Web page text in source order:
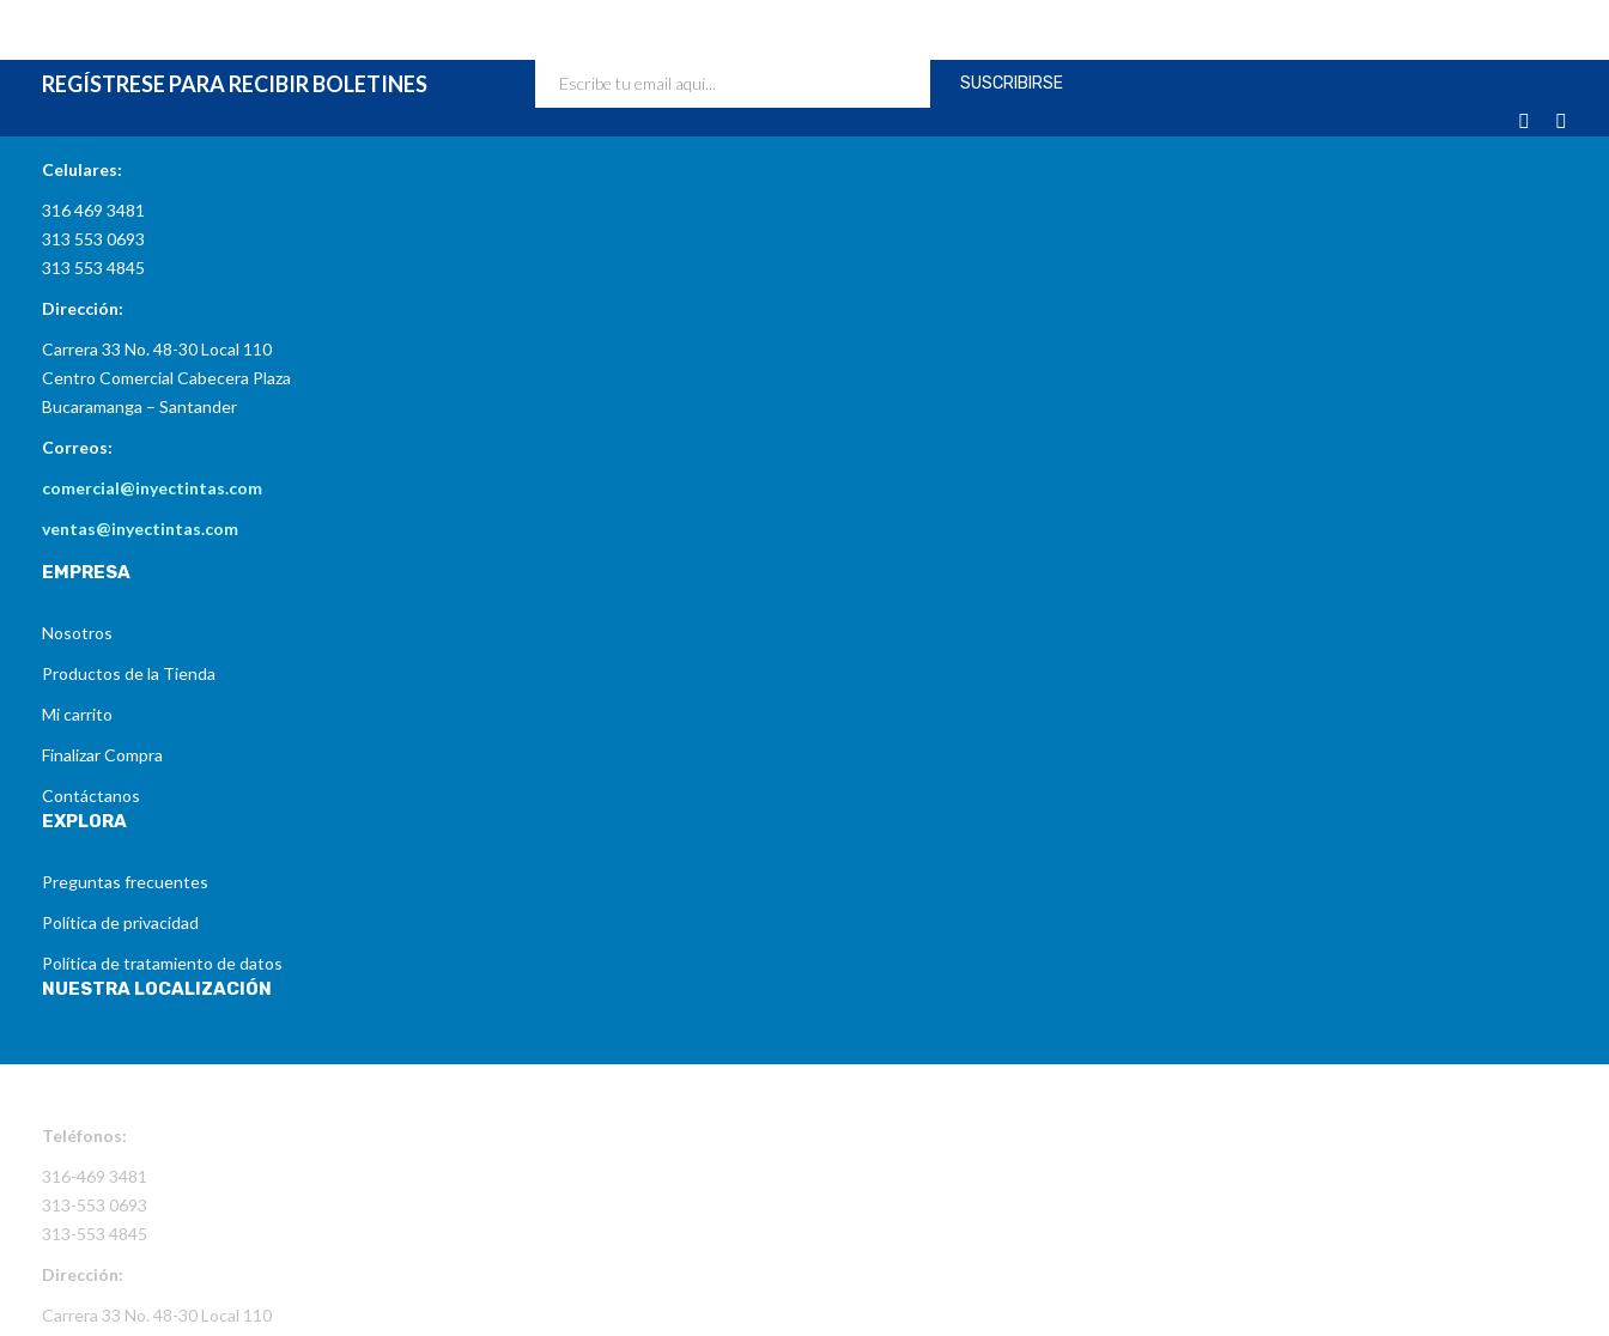
REGÍSTRESE PARA RECIBIR BOLETINES
Celulares:
316 469 3481
313 553 0693
313 553 4845
Dirección:
Carrera 33 No. 48-30 Local 110
Centro Comercial Cabecera Plaza
Bucaramanga – Santander
Correos:
comercial@inyectintas.com
ventas@inyectintas.com
EMPRESA
Nosotros
Productos de la Tienda
Mi carrito
Finalizar Compra
Contáctanos
EXPLORA
Preguntas frecuentes
Política de privacidad
Política de tratamiento de datos
NUESTRA LOCALIZACIÓN
Teléfonos:
316-469 3481
313-553 0693
313-553 4845
Dirección:
Carrera 33 No. 48-30 Local 110